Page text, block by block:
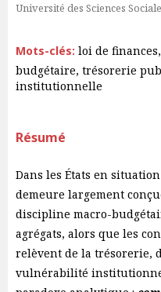
Université des Sciences
Mots-clés: loi de
budgétaire, trésorerie
institutionnelle
Résumé
Dans les États en
demeure largement
discipline macro-
agrégats, alors que les
relèvent de la trésorerie,
vulnérabilité